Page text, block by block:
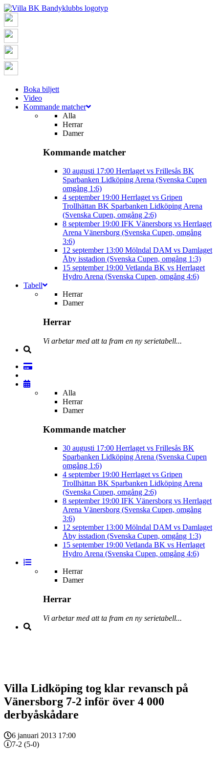
Boka biljett
Video
Kommande matcher
Alla
Herrar
Damer
Kommande matcher
30 augusti 17:00 Herrlaget vs Frillesås BK
Sparbanken Lidköping Arena (Svenska Cupen
omgång 1:6)
4 september 19:00 Herrlaget vs Gripen
Trollhättan BK Sparbanken Lidköping Arena
(Svenska Cupen, omgång 2:6)
8 september 19:00 IFK Vänersborg vs Herrlaget
Arena Vänersborg (Svenska Cupen, omgång
3:6)
12 september 13:00 Mölndal DAM vs Damlaget
Åby isstadion (Svenska Cupen, omgång 1:3)
15 september 19:00 Vetlanda BK vs Herrlaget
Hydro Arena (Svenska Cupen, omgång 4:6)
Tabell
Herrar
Damer
Herrar
Vi arbetar med att ta fram en ny serietabell...
Alla
Herrar
Damer
Kommande matcher
30 augusti 17:00 Herrlaget vs Frillesås BK
Sparbanken Lidköping Arena (Svenska Cupen
omgång 1:6)
4 september 19:00 Herrlaget vs Gripen
Trollhättan BK Sparbanken Lidköping Arena
(Svenska Cupen, omgång 2:6)
8 september 19:00 IFK Vänersborg vs Herrlaget
Arena Vänersborg (Svenska Cupen, omgång
3:6)
12 september 13:00 Mölndal DAM vs Damlaget
Åby isstadion (Svenska Cupen, omgång 1:3)
15 september 19:00 Vetlanda BK vs Herrlaget
Hydro Arena (Svenska Cupen, omgång 4:6)
Herrar
Damer
Herrar
Vi arbetar med att ta fram en ny serietabell...
Villa Lidköping tog klar revansch på
Vänersborg 7-2 inför över 4 000
derbyåskådare
6 januari 2013 17:00
7-2 (5-0)